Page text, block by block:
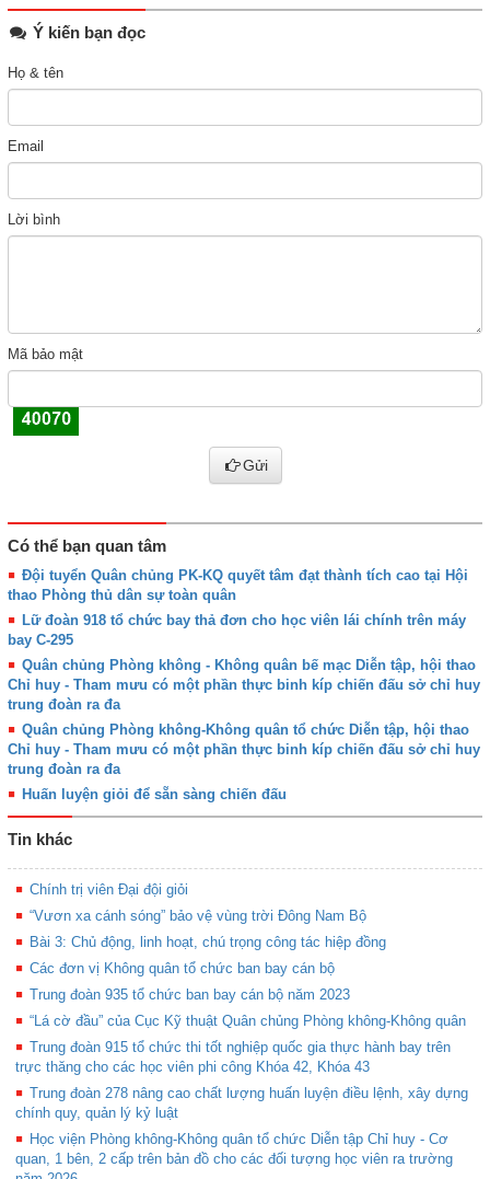
Ý kiến bạn đọc
Họ & tên
Email
Lời bình
Mã bảo mật
Gửi
Có thể bạn quan tâm
Đội tuyển Quân chủng PK-KQ quyết tâm đạt thành tích cao tại Hội
thao Phòng thủ dân sự toàn quân
Lữ đoàn 918 tổ chức bay thả đơn cho học viên lái chính trên máy
bay C-295
Quân chủng Phòng không - Không quân bế mạc Diễn tập, hội thao
Chỉ huy - Tham mưu có một phần thực binh kíp chiến đấu sở chỉ huy
trung đoàn ra đa
Quân chủng Phòng không-Không quân tổ chức Diễn tập, hội thao
Chỉ huy - Tham mưu có một phần thực binh kíp chiến đấu sở chỉ huy
trung đoàn ra đa
Huấn luyện giỏi để sẵn sàng chiến đấu
Tin khác
Chính trị viên Đại đội giỏi
“Vươn xa cánh sóng” bảo vệ vùng trời Đông Nam Bộ
Bài 3: Chủ động, linh hoạt, chú trọng công tác hiệp đồng
Các đơn vị Không quân tổ chức ban bay cán bộ
Trung đoàn 935 tổ chức ban bay cán bộ năm 2023
“Lá cờ đầu” của Cục Kỹ thuật Quân chủng Phòng không-Không quân
Trung đoàn 915 tổ chức thi tốt nghiệp quốc gia thực hành bay trên
trực thăng cho các học viên phi công Khóa 42, Khóa 43
Trung đoàn 278 nâng cao chất lượng huấn luyện điều lệnh, xây dựng
chính quy, quản lý kỷ luật
Học viện Phòng không-Không quân tổ chức Diễn tập Chỉ huy - Cơ
quan, 1 bên, 2 cấp trên bản đồ cho các đối tượng học viên ra trường